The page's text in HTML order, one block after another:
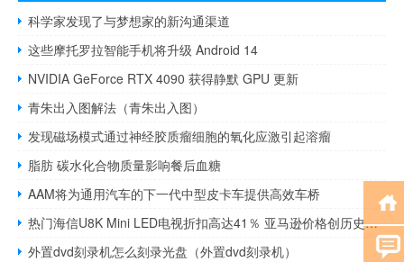
科学家发现了与梦想家的新沟通渠道
这些摩托罗拉智能手机将升级 Android 14
NVIDIA GeForce RTX 4090 获得静默 GPU 更新
青朱出入图解法（青朱出入图）
发现磁场模式通过神经胶质瘤细胞的氧化应激引起溶瘤
脂肪 碳水化合物质量影响餐后血糖
AAM将为通用汽车的下一代中型皮卡车提供高效车桥
热门海信U8K Mini LED电视折扣高达41％ 亚马逊价格创历史新低
外置dvd刻录机怎么刻录光盘（外置dvd刻录机）